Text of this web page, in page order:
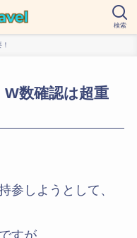
検索
W数確認は超重
参しようとして、